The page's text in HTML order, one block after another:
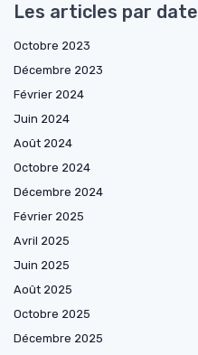
Les articles par date
Octobre 2023
Décembre 2023
Février 2024
Juin 2024
Août 2024
Octobre 2024
Décembre 2024
Février 2025
Avril 2025
Juin 2025
Août 2025
Octobre 2025
Décembre 2025